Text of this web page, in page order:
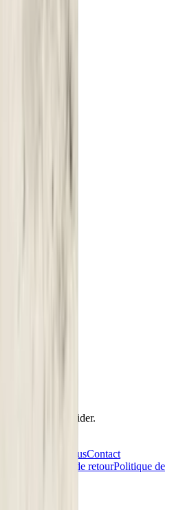
cherchez ?
pour vous aider.
À propos de nousContact
vente Politique de retourPolitique de